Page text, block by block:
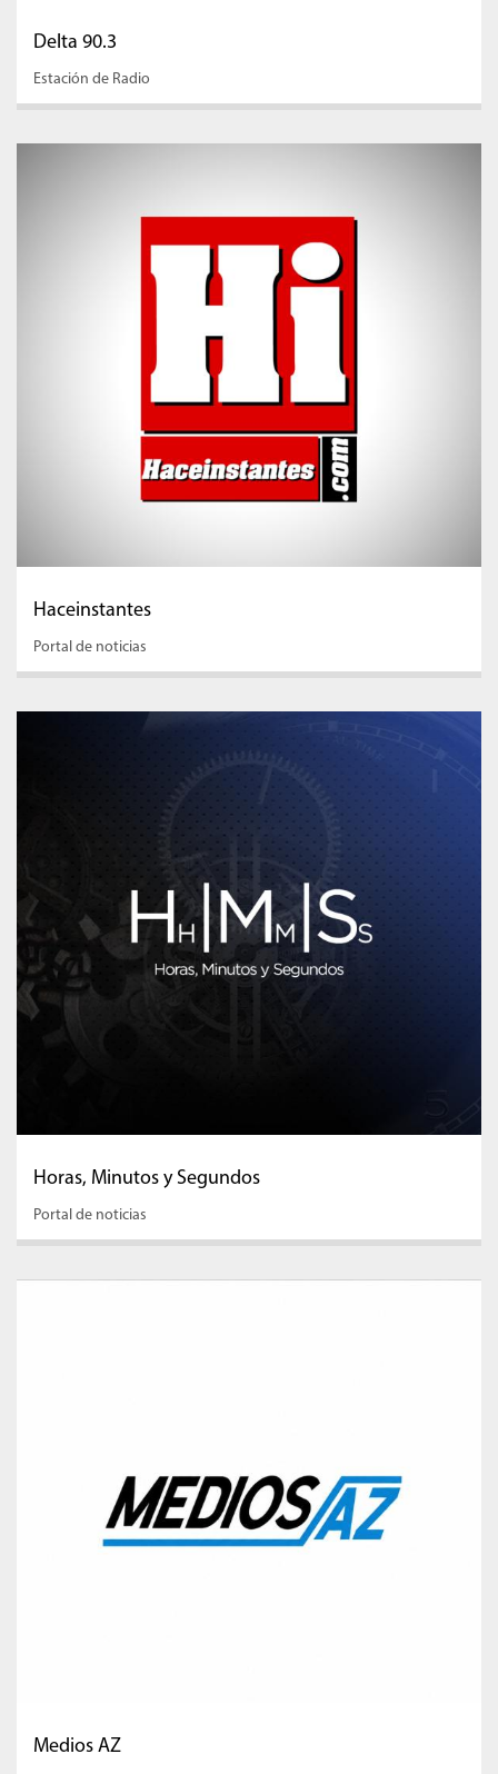
Delta 90.3
Estación de Radio
Haceinstantes
Portal de noticias
Horas, Minutos y Segundos
Portal de noticias
Medios AZ